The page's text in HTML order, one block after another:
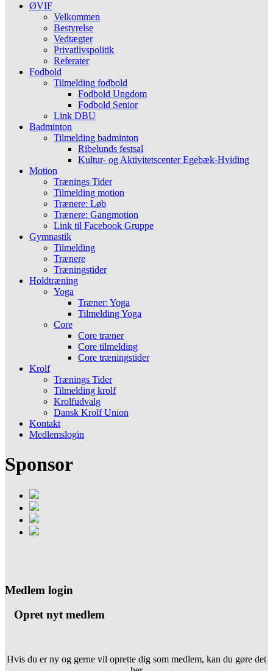
ØVIF
Velkommen
Bestyrelse
Vedtægter
Privatlivspolitik
Referater
Fodbold
Tilmelding fodbold
Fodbold Ungdom
Fodbold Senior
Link DBU
Badminton
Tilmelding badminton
Ribelunds festsal
Kultur- og Aktivitetscenter Egebæk-Hviding
Motion
Trænings Tider
Tilmelding motion
Trænere: Løb
Trænere: Gangmotion
Link til Facebook Gruppe
Gymnastik
Tilmelding
Trænere
Træningstider
Holdtræning
Yoga
Træner: Yoga
Tilmelding Yoga
Core
Core træner
Core tilmelding
Core træningstider
Krolf
Trænings Tider
Tilmelding krolf
Krolfudvalg
Dansk Krolf Union
Kontakt
Medlemslogin
Sponsor
Medlem login
Opret nyt medlem
Hvis du er ny og gerne vil oprette dig som medlem, kan du gøre det